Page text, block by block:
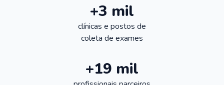
+3 mil
clínicas e postos de
coleta de exames
+19 mil